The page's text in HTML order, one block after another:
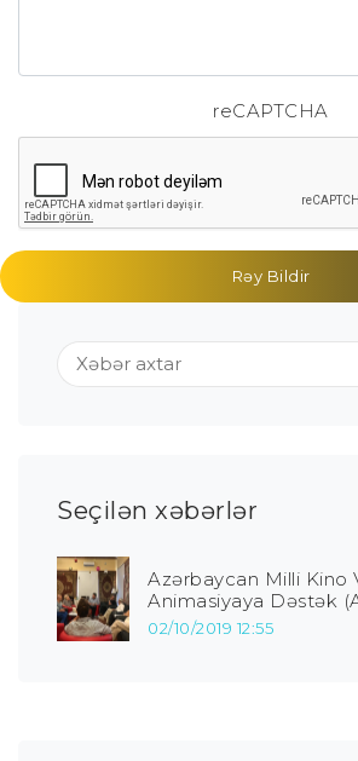
reCAPTCHA
Rəy Bildir
Seçilən xəbərlər
Azərbaycan Milli Kino
Animasiyaya Dəstək
02/10/2019 12:55